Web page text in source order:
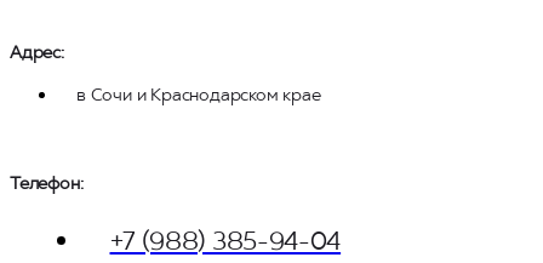
Адрес:
в Сочи и Краснодарском крае
Телефон: